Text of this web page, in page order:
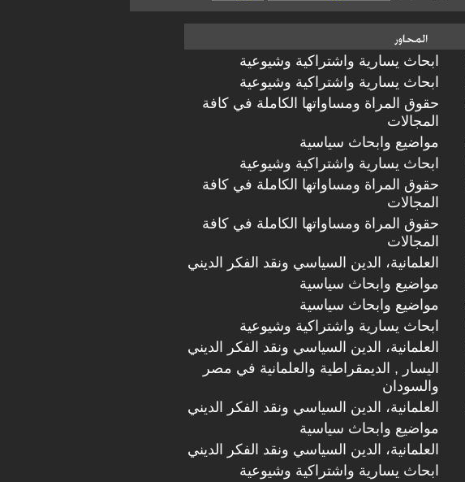
ابحاث يسارية واشتراكية وشيوعية
ابحاث يسارية واشتراكية وشيوعية
حقوق المراة ومساواتها الكاملة في كافة
المجالات
مواضيع وابحاث سياسية
ابحاث يسارية واشتراكية وشيوعية
حقوق المراة ومساواتها الكاملة في كافة
المجالات
حقوق المراة ومساواتها الكاملة في كافة
المجالات
العلمانية، الدين السياسي ونقد الفكر الديني
مواضيع وابحاث سياسية
مواضيع وابحاث سياسية
ابحاث يسارية واشتراكية وشيوعية
العلمانية، الدين السياسي ونقد الفكر الديني
اليسار , الديمقراطية والعلمانية في مصر
والسودان
العلمانية، الدين السياسي ونقد الفكر الديني
مواضيع وابحاث سياسية
العلمانية، الدين السياسي ونقد الفكر الديني
ابحاث يسارية واشتراكية وشيوعية